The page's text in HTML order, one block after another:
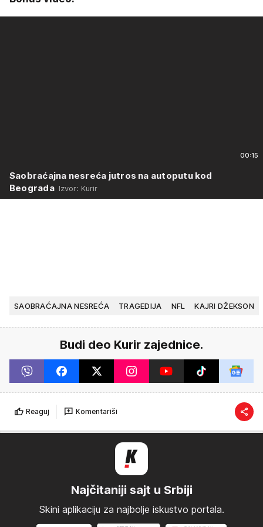
00:15
Saobraćajna nesreća jutros na autoputu kod
BeogradaIzvor: Kurir
SAOBRAĆAJNA NESREĆA TRAGEDIJA NFL KAJRI DŽEKSON
Budi deo Kurir zajednice.
Reaguj Komentariši
Najčitaniji sajt u Srbiji
Skini aplikaciju za najbolje iskustvo portala.